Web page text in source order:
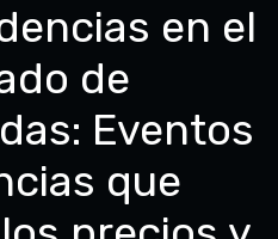
en el
de
Eventos
que